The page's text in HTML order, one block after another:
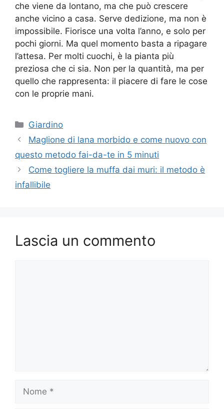
che viene da lontano, ma che può crescere
anche vicino a casa. Serve dedizione, ma non è
impossibile. Fiorisce una volta l’anno, e solo per
pochi giorni. Ma quel momento basta a ripagare
l’attesa. Per molti cuochi, è la pianta più
preziosa che ci sia. Non per la quantità, ma per
quello che rappresenta: il piacere di fare le cose
con le proprie mani.
Categorie
Giardino
Maglione di lana morbido e come nuovo con
questo metodo fai-da-te in 5 minuti
Come togliere la muffa dai muri: il metodo è
infallibile
Lascia un commento